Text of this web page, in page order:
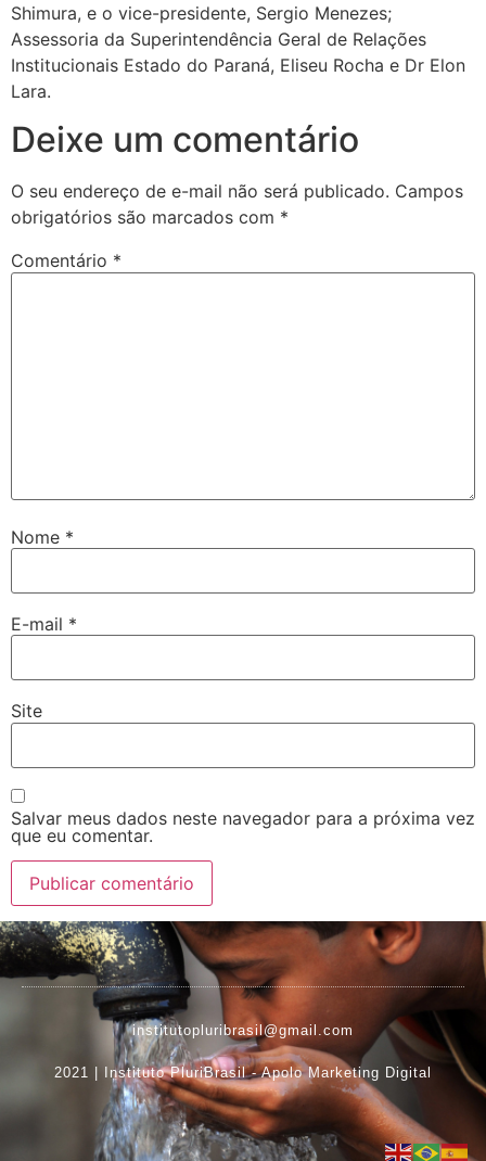
Shimura, e o vice-presidente, Sergio Menezes;
Assessoria da Superintendência Geral de Relações
Institucionais Estado do Paraná, Eliseu Rocha e Dr Elon
Lara.
Deixe um comentário
O seu endereço de e-mail não será publicado. Campos
obrigatórios são marcados com *
Comentário *
Nome *
E-mail *
Site
Salvar meus dados neste navegador para a próxima vez
que eu comentar.
institutopluribrasil@gmail.com
2021 | Instituto PluriBrasil -Apolo Marketing Digital